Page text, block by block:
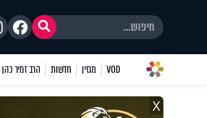
VOD מגזין חדשות הרב זמיר כהן
X